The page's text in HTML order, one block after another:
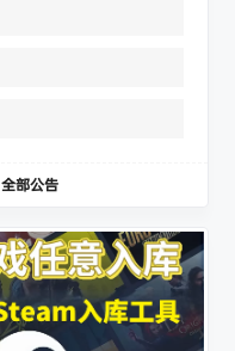
全部公告